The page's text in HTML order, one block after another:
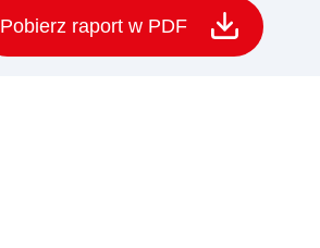
Pobierz raport w PDF